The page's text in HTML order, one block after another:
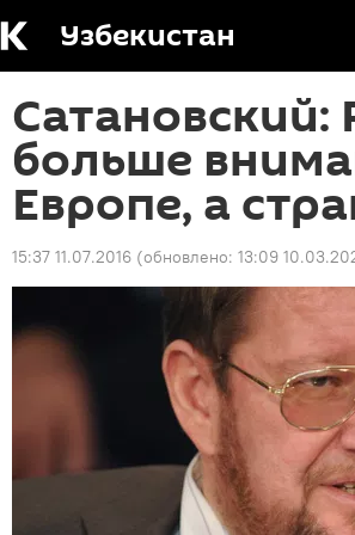
Узбекистан
Сатановский:
больше
Европе, а
15:37 11.07.2016 (обновлено: 13:09